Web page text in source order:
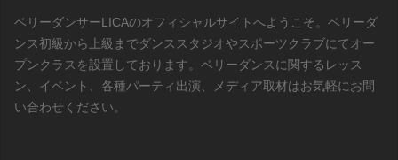
ベリーダンサーLICAのオフィシャルサイトへようこそ。ベリーダ
ンス初級から上級までダンススタジオやスポーツクラブにてオー
プンクラスを設置しております。ベリーダンスに関するレッス
ン、イベント、各種パーティ出演、メディア取材はお気軽にお問
い合わせください。